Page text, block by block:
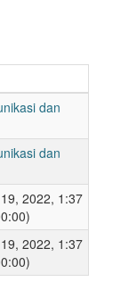
dan
dan
2022, 1:37
2022, 1:37